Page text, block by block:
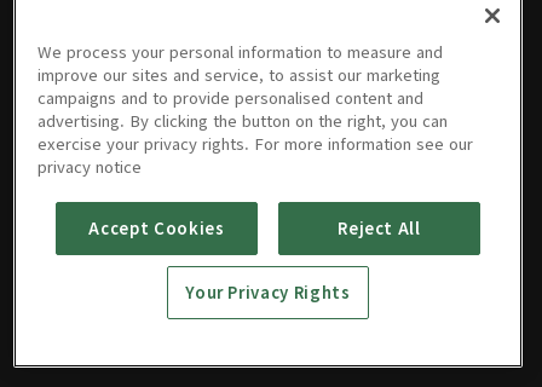
영화 예고편 & 클립
리바운드
We process your personal information to measure and
improve our sites and service, to assist our marketing
campaigns and to provide personalised content and
advertising. By clicking the button on the right, you can
exercise your privacy rights. For more information see our
privacy notice
Accept Cookies Reject All
Your Privacy Rights